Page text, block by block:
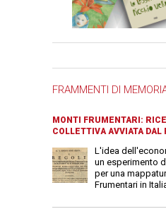
FRAMMENTI DI
MONTI FRUMENTARI:
COLLETTIVA AVVIATA DAL
L'idea
un esperimento
per una
Frumentari in